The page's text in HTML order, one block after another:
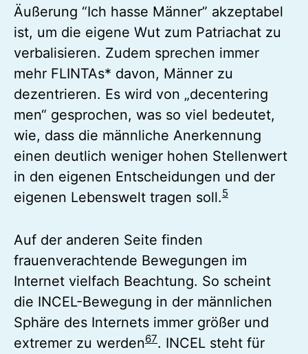
Äußerung “Ich hasse Männer” akzeptabel
ist, um die eigene Wut zum Patriachat zu
verbalisieren. Zudem sprechen immer
mehr FLINTAs* davon, Männer zu
dezentrieren. Es wird von „decentering
men“ gesprochen, was so viel bedeutet,
wie, dass die männliche Anerkennung
einen deutlich weniger hohen Stellenwert
in den eigenen Entscheidungen und der
eigenen Lebenswelt tragen soll.5
Auf der anderen Seite finden
frauenverachtende Bewegungen im
Internet vielfach Beachtung. So scheint
die INCEL-Bewegung in der männlichen
Sphäre des Internets immer größer und
extremer zu werden67. INCEL steht für